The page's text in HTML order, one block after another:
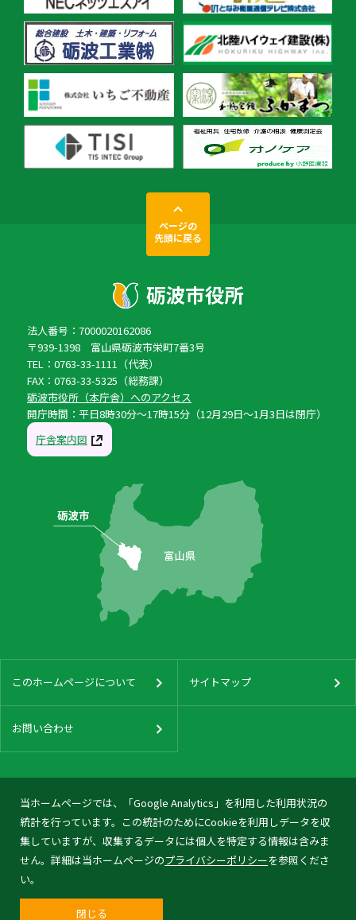
当ホームページでは、「Google Analytics」を利用した利用状況の
統計を行っています。この統計のためにCookieを利用しデータを収
集していますが、収集するデータには個人を特定する情報は含みま
せん。詳細は当ホームページのプライバシーポリシーを参照くださ
い。
閉じる
ページの
先頭に戻る
法人番号：7000020162086
〒939-1398 富山県砺波市栄町7番3号
TEL：0763-33-1111（代表）
FAX：0763-33-5325（総務課）
砺波市役所（本庁舎）へのアクセス
開庁時間：平日8時30分〜17時15分（12月29日〜1月3日は閉庁）
庁舎案内図
このホームページについて サイトマップ
お問い合わせ